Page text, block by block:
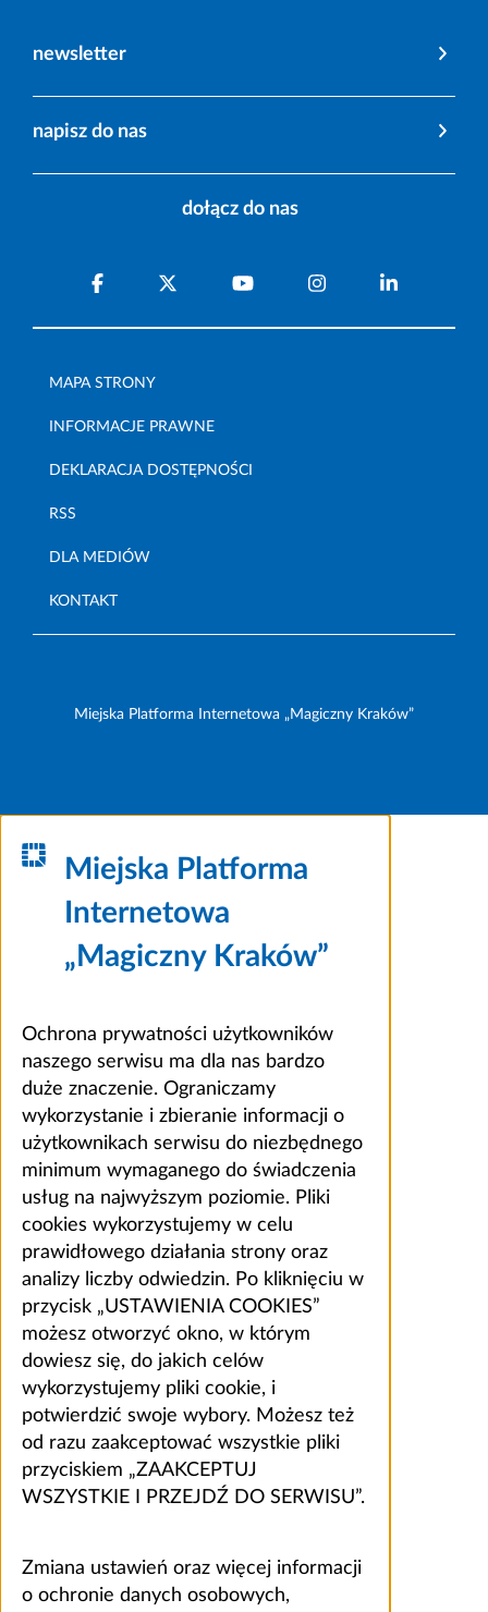
newsletter
napisz do nas
dołącz do nas
MAPA STRONY
INFORMACJE PRAWNE
DEKLARACJA DOSTĘPNOŚCI
RSS
DLA MEDIÓW
KONTAKT
Miejska Platforma Internetowa „Magiczny Kraków”
Miejska Platforma
Internetowa
„Magiczny Kraków”
Ochrona prywatności użytkowników
naszego serwisu ma dla nas bardzo
duże znaczenie. Ograniczamy
wykorzystanie i zbieranie informacji o
użytkownikach serwisu do niezbędnego
minimum wymaganego do świadczenia
usług na najwyższym poziomie. Pliki
cookies wykorzystujemy w celu
prawidłowego działania strony oraz
analizy liczby odwiedzin. Po kliknięciu w
przycisk „USTAWIENIA COOKIES”
możesz otworzyć okno, w którym
dowiesz się, do jakich celów
wykorzystujemy pliki cookie, i
potwierdzić swoje wybory. Możesz też
od razu zaakceptować wszystkie pliki
przyciskiem „ZAAKCEPTUJ
WSZYSTKIE I PRZEJDŹ DO SERWISU”.
Zmiana ustawień oraz więcej informacji
o ochronie danych osobowych,